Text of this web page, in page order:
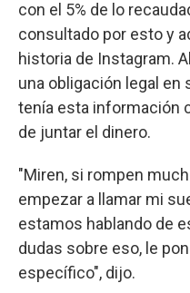
con el 5% de lo
consultado por esto y
historia de Instagram.
una obligación legal en
tenía esta información
de juntar el dinero.
"Miren, si rompen
empezar a llamar mi
estamos hablando de
dudas sobre eso, le
específico", dijo.